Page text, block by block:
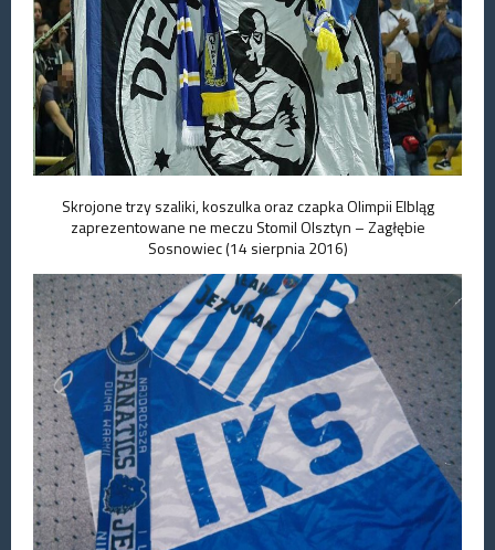
Skrojone trzy szaliki, koszulka oraz czapka Olimpii Elbląg
zaprezentowane ne meczu Stomil Olsztyn – Zagłębie
Sosnowiec (14 sierpnia 2016)